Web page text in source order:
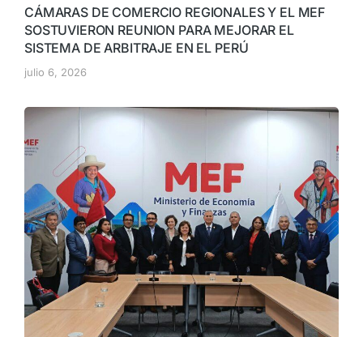
CÁMARAS DE COMERCIO REGIONALES Y EL MEF
SOSTUVIERON REUNION PARA MEJORAR EL
SISTEMA DE ARBITRAJE EN EL PERÚ
julio 6, 2026